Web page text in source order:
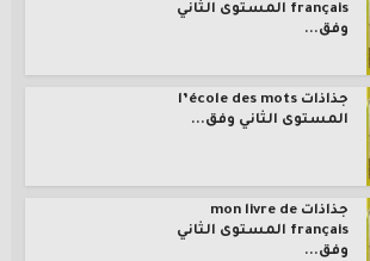
français المستوى الثاني
وفق...
جذاذات l’école des mots
المستوى الثاني وفق...
جذاذات mon livre de
français المستوى الثاني
وفق...